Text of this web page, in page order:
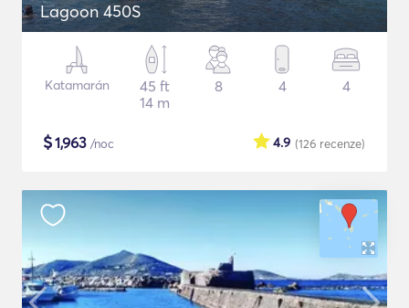
Lagoon 450S
Katamarán
45 ft
14 m
8 4 4
$1,963 /noc (126 recenze)
4.9